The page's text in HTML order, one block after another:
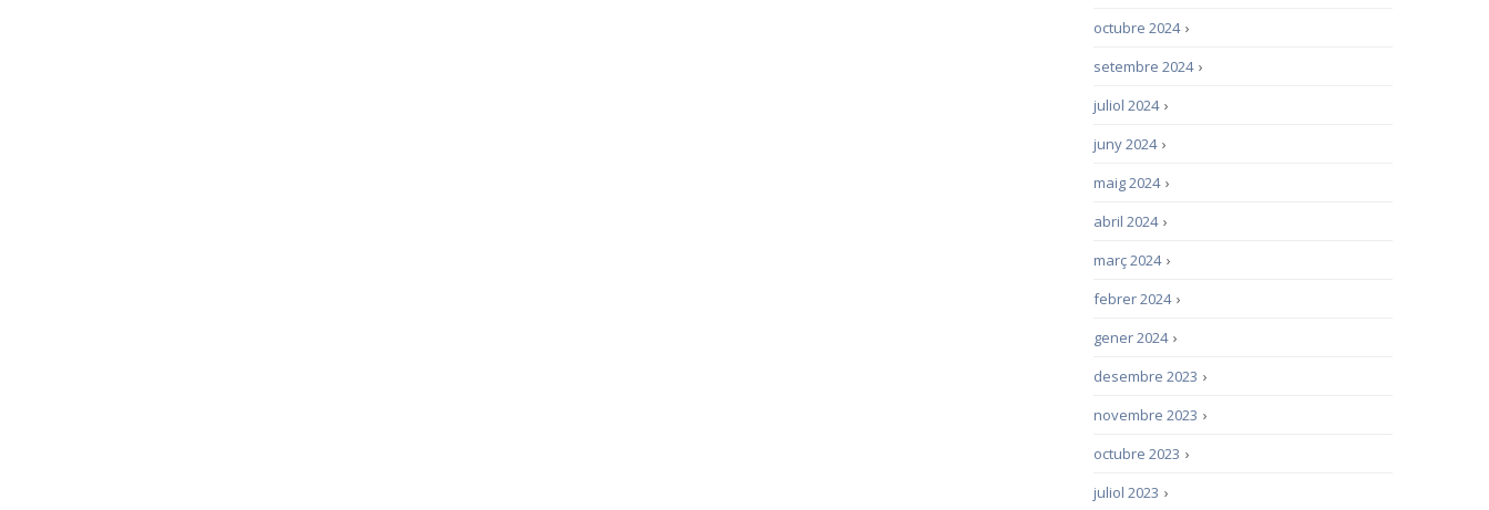
›
octubre 2024
›
setembre 2024
›
juliol 2024
›
juny 2024
›
maig 2024
›
abril 2024
›
març 2024
›
febrer 2024
›
gener 2024
›
desembre 2023
›
novembre 2023
›
octubre 2023
›
juliol 2023